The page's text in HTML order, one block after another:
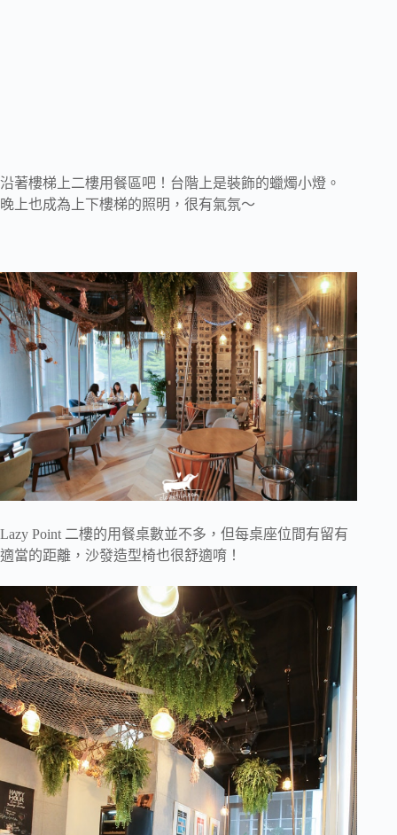
沿著樓梯上二樓用餐區吧！台階上是裝飾的蠟燭小燈。
晚上也成為上下樓梯的照明，很有氣氛～
Lazy Point 二樓的用餐桌數並不多，但每桌座位間有留有
適當的距離，沙發造型椅也很舒適唷！